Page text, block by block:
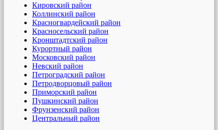
Кировский район
Коллинский район
Красногвардейский район
Красносельский район
Кронштадтский район
Курортный район
Московский район
Невский район
Петроградский район
Петродворцовый район
Приморский район
Пушкинский район
Фрунзенский район
Центральный район